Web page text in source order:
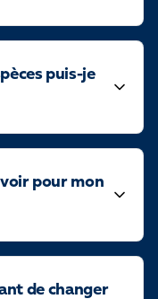
puis-je
pour mon
de changer